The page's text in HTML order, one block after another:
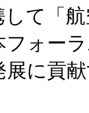
て「
フォー
展に貢